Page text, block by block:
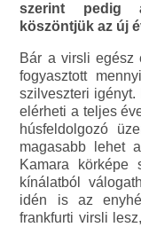
szerint pedig
köszöntjük az új
Bár a virsli egész
fogyasztott
szilveszteri
elérheti a teljes
húsfeldolgozó
magasabb lehet
Kamara
kínálatból
idén is az
frankfurti virsli